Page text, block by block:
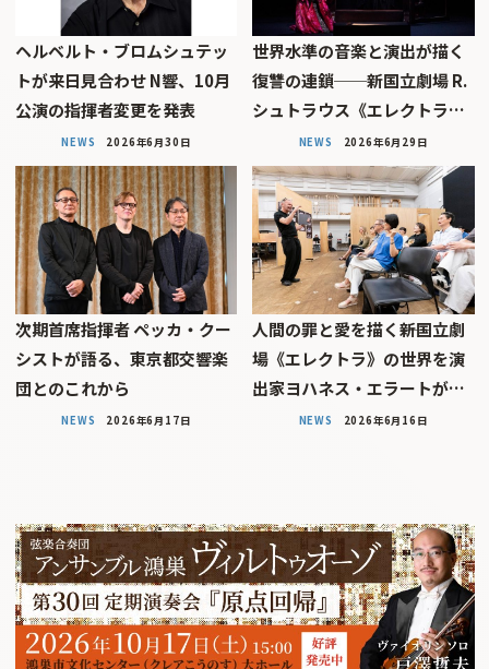
ヘルベルト・ブロムシュテッ
トが来日見合わせ N響、10月
公演の指揮者変更を発表
NEWS 2026年6月30日
世界水準の音楽と演出が描く
復讐の連鎖──新国立劇場 R.
シュトラウス《エレクトラ…
NEWS 2026年6月29日
次期首席指揮者 ペッカ・クー
シストが語る、東京都交響楽
団とのこれから
NEWS 2026年6月17日
人間の罪と愛を描く――新国立劇
場《エレクトラ》の世界を演
出家ヨハネス・エラートが…
NEWS 2026年6月16日